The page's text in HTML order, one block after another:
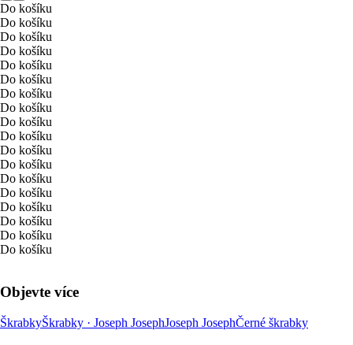
Do košíku
Do košíku
Do košíku
Do košíku
Do košíku
Do košíku
Do košíku
Do košíku
Do košíku
Do košíku
Do košíku
Do košíku
Do košíku
Do košíku
Do košíku
Do košíku
Do košíku
Do košíku
Objevte více
ŠkrabkyŠkrabky · Joseph JosephJoseph JosephČerné škrabky